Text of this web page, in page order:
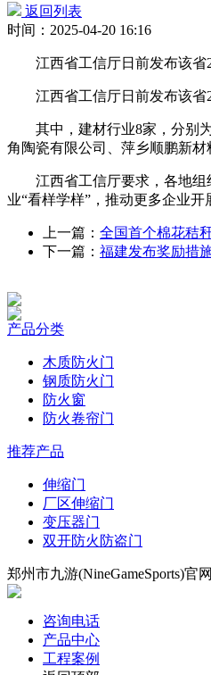
返回列表
时间：2025-04-20 16:16
江西省工信厅日前发布该省
江西省工信厅日前发布该省
其中，建材行业8家，分别为
角陶瓷有限公司、萍乡顺鹏新材
江西省工信厅要求，各地组织
业“看样学样”，推动更多企业开
上一篇： 全国首个棉花秸
下一篇： 福建发布奖励措
产品分类
木质防火门
钢质防火门
防火窗
防火卷帘门
推荐产品
伸缩门
厂区伸缩门
变压器门
双开防火防盗门
郑州市九游(NineGameSports)
咨询电话
产品中心
工程案例